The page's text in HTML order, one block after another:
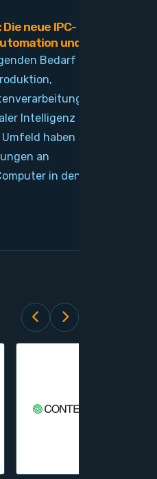
Die neue IPC-
und KI
Bedarf an
Intelligenz im
haben sich
an
in den